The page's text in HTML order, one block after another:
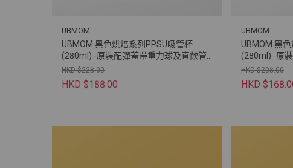
UBMOM
UBMOM 黑色烘焙系列PPSU吸管杯
(280ml) -原裝配彈蓋帶重力球及直飲管
(牛角包萌萌狗)
HKD $228.00
HKD $188.00
UBMOM
UBMOM 黑
(280ml) -原
(法棍包萌莎貓)
HKD $208.00
HKD